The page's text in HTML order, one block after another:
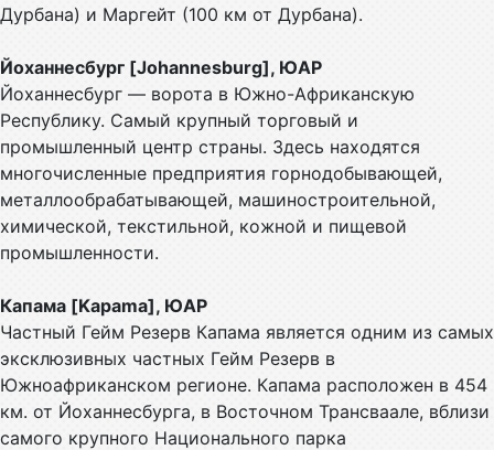
Дурбана) и Маргейт (100 км от Дурбана).
Йоханнесбург [Johannesburg], ЮАР
Йоханнесбург — ворота в Южно-Африканскую
Республику. Самый крупный торговый и
промышленный центр страны. Здесь находятся
многочисленные предприятия горнодобывающей,
металлообрабатывающей, машиностроительной,
химической, текстильной, кожной и пищевой
промышленности.
Капама [Kapama], ЮАР
Частный Гейм Резерв Капама является одним из самых
эксклюзивных частных Гейм Резерв в
Южноафриканском регионе. Капама расположен в 454
км. от Йоханнесбурга, в Восточном Трансваале, вблизи
самого крупного Национального парка